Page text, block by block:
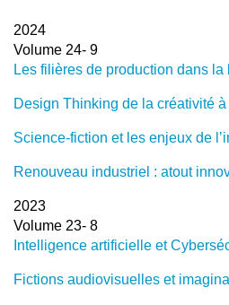
2024
Volume 24- 9
Les filières de production dans
Design Thinking de la créativité à
Science-fiction et les enjeux de
Renouveau industriel : atout
2023
Volume 23- 8
Intelligence artificielle et
Fictions audiovisuelles et